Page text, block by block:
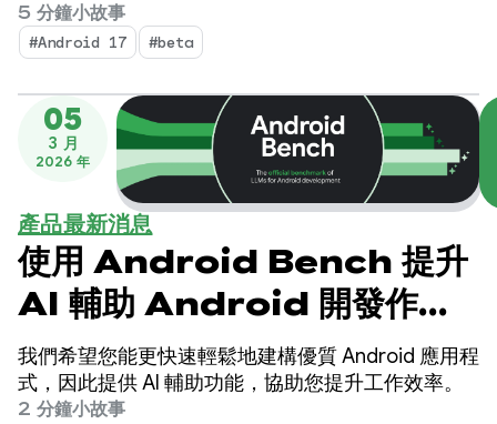
容性測試，並將以 Android 17 為目標的應用程式發
布到 Play 商店。
5 分鐘小故事
#Android 17 #beta
05
3 月
2026 年
產品最新消息
使用 Android Bench 提升
AI 輔助 Android 開發作業
的品質，並改善 LLM
我們希望您能更快速輕鬆地建構優質 Android 應用程
式，因此提供 AI 輔助功能，協助您提升工作效率。
2 分鐘小故事